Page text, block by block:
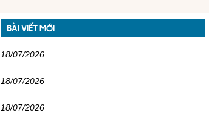
BÀI VIẾT MỚI
18/07/2026
18/07/2026
18/07/2026